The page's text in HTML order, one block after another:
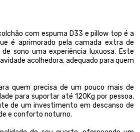
com espuma D33 e pillow top é a
é aprimorado pela camada extra de
sono uma experiência luxuosa. Este
acolhedora, adequado para quem
quem precisa de um pouco mais de
para suportar até 120Kg por pessoa,
de um investimento em descanso de
e conforto noturno.